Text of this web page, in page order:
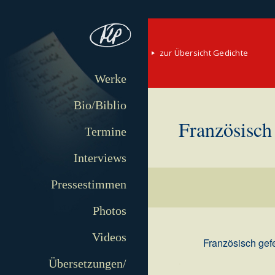
Werke
Bio/Biblio
Termine
Interviews
Pressestimmen
Photos
Videos
Übersetzungen/
zur Übersicht Gedichte
Französisch